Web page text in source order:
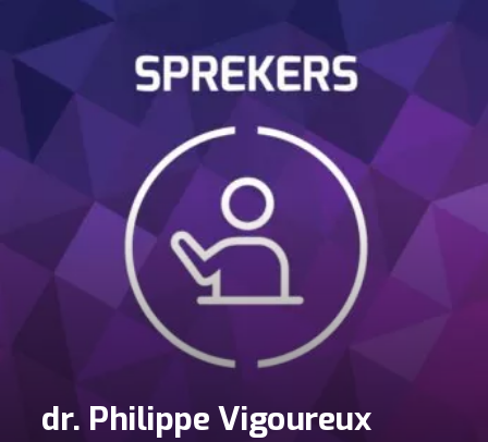
dr. Philippe Vigoureux